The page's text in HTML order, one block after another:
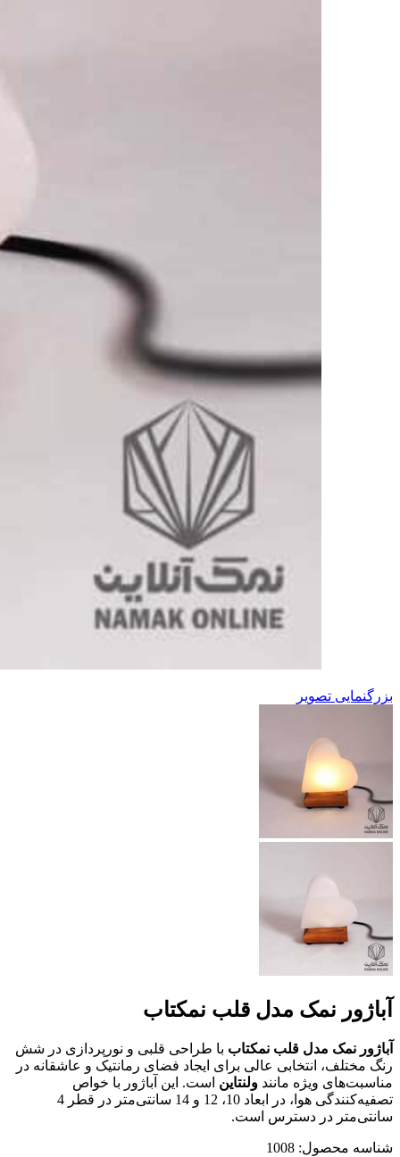
بزرگنمایی تصویر
آباژور نمک مدل قلب نمکتاب
آباژور نمک مدل قلب نمکتاب با طراحی قلبی و نورپردازی در شش
رنگ مختلف، انتخابی عالی برای ایجاد فضای رمانتیک و عاشقانه در
مناسبت‌های ویژه مانند ولنتاین است. این آباژور با خواص
تصفیه‌کنندگی هوا، در ابعاد 10، 12 و 14 سانتی‌متر در قطر 4
سانتی‌متر در دسترس است.
شناسه محصول: 1008